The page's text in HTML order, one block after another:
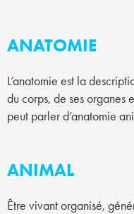
ANATOMIE
L’anatomie est la
du corps, de ses organes
peut parler d’anatomie
ANIMAL
Être vivant organisé,